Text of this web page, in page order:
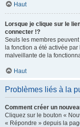
Haut
Lorsque je clique sur le
connecter !?
Seuls les membres
la fonction a été activée
malveillante de la
Haut
Problèmes liés à la
Comment créer un
Cliquez sur le bouton «
« Répondre » depuis la